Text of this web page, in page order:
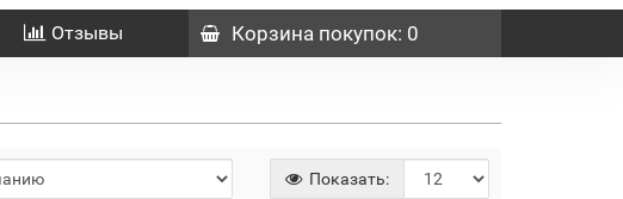
Отзывы Корзинапокупок: 0
Показать: